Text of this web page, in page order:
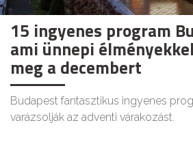
15 ingyenes program
ami ünnepi
meg a decembert
Budapest fantasztikus ingyenes
varázsolják az adventi várakozást.